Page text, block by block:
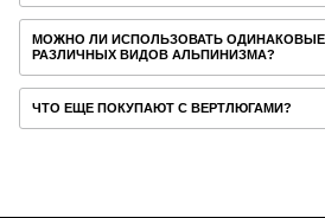
МОЖНО ЛИ ИСПОЛЬЗОВАТЬ
РАЗЛИЧНЫХ ВИДОВ АЛЬПИНИЗМА?
ЧТО ЕЩЕ ПОКУПАЮТ С ВЕРТЛЮГАМИ?